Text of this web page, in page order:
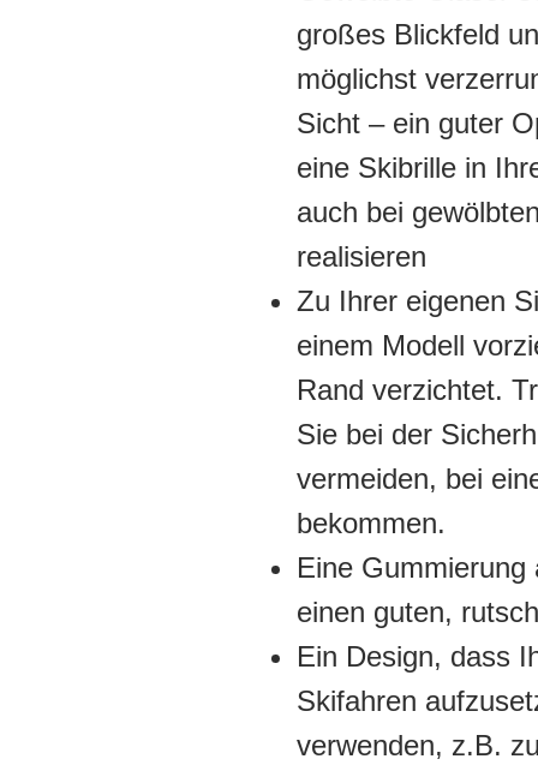
großes Blickfeld
möglichst
Sicht – ein guter
eine Skibrille in
auch bei
realisieren
Zu Ihrer eigenen
einem Modell
Rand verzichtet.
Sie bei der
vermeiden, bei
bekommen.
Eine
einen guten,
Ein Design, dass
Skifahren
verwenden, z.B.